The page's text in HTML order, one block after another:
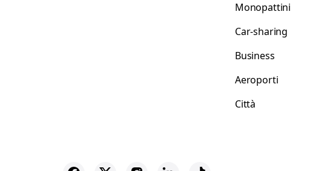
Monopattini
Car-sharing
Business
Aeroporti
Città